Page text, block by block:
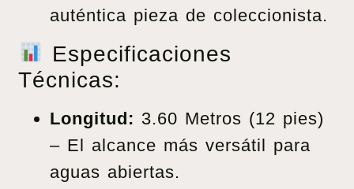
auténtica pieza de coleccionista.
Especificaciones
Técnicas:
Longitud: 3.60 Metros (12 pies)
– El alcance más versátil para
aguas abiertas.